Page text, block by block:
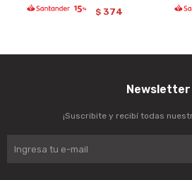
$ 374
Newsletter
¡Suscribite y recibí todas